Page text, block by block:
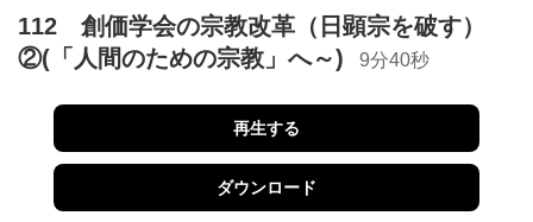
112 創価学会の宗教改革（日顕宗を破す）
②(「人間のための宗教」へ～)
9分40秒
再生する
ダウンロード